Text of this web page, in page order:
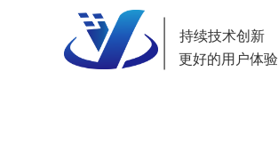
持续技术创新
更好的用户体验